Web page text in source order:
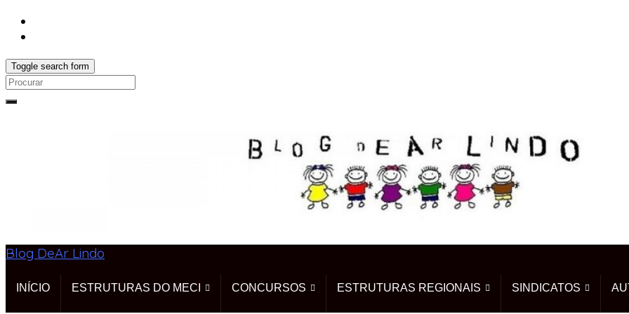
Toggle search form
Search
Blog DeAr Lindo
INÍCIO ESTRUTURAS DO MECI CONCURSOS ESTRUTURAS REGIONAIS SINDICATOS